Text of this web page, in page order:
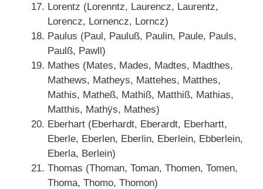
Lorentz (Lorenntz, Laurencz, Laurentz,
Lorencz, Lornencz, Lorncz)
Paulus (Paul, Pauluß, Paulin, Paule, Pauls,
Paulß, Pawll)
Mathes (Mates, Mades, Madtes, Madthes,
Mathews, Matheys, Mattehes, Matthes,
Mathis, Matheß, Mathiß, Matthiß, Mathias,
Matthis, Mathÿs, Mathes)
Eberhart (Eberhardt, Eberardt, Eberhartt,
Eberle, Eberlen, Eberlin, Eberlein, Ebberlein,
Eberla, Berlein)
Thomas (Thoman, Toman, Thomen, Tomen,
Thoma, Thomo, Thomon)